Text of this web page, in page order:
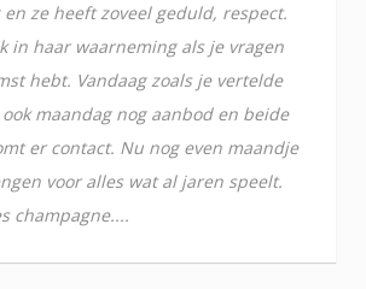
ze heeft zoveel geduld, respect.
in haar waarneming als je vragen
hebt. Vandaag zoals je vertelde
maandag nog aanbod en beide
er contact. Nu nog even maandje
voor alles wat al jaren speelt.
champagne....